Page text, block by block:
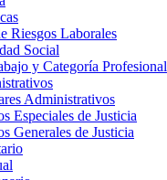
Riesgos Laborales
Social
y Categoría Profesional
Administrativos
Especiales de Justicia
Generales de Justicia